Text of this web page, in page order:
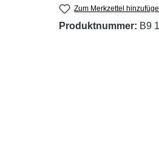
Zum Merkzettel
Produktnummer: B9